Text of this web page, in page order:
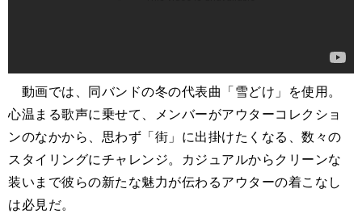
動画では、同バンドの冬の代表曲「雪どけ」を使用。
心温まる歌声に乗せて、メンバーがアウターコレクショ
ンのなかから、思わず「街」に出掛けたくなる、数々の
スタイリングにチャレンジ。カジュアルからクリーンな
装いまで彼らの新たな魅力が伝わるアウターの着こなし
は必見だ。